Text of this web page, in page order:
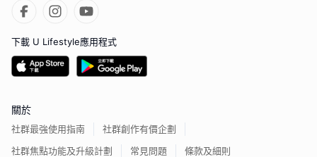
下載 U Lifestyle應用程式
關於
社群最強使用指南
社群創作有價企劃
社群焦點功能及升級計劃
常見問題 條款及細則